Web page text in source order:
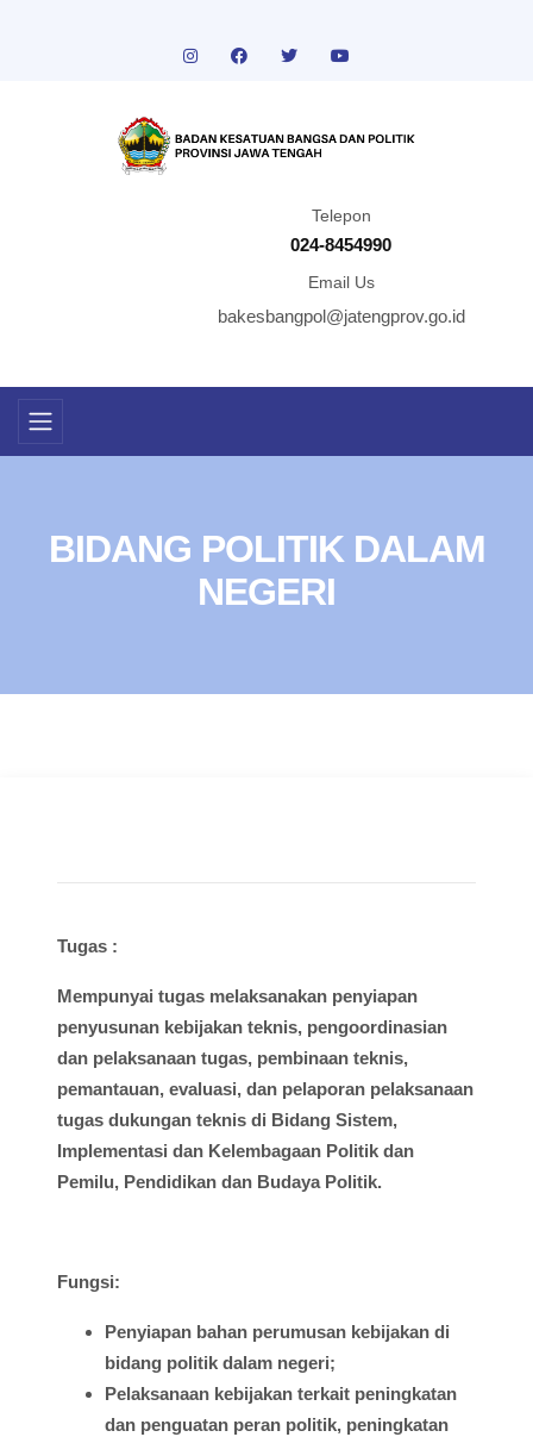
Telepon
024-8454990
Email Us
bakesbangpol@jatengprov.go.id
BIDANG POLITIK DALAM
NEGERI
Tugas :
Mempunyai tugas melaksanakan penyiapan
penyusunan kebijakan teknis, pengoordinasian
dan pelaksanaan tugas, pembinaan teknis,
pemantauan, evaluasi, dan pelaporan pelaksanaan
tugas dukungan teknis di Bidang Sistem,
Implementasi dan Kelembagaan Politik dan
Pemilu, Pendidikan dan BudayaPolitik.
Fungsi:
Penyiapan bahan perumusan kebijakan di
bidang politik dalam negeri;
Pelaksanaan kebijakan terkait peningkatan
dan penguatan peran politik, peningkatan